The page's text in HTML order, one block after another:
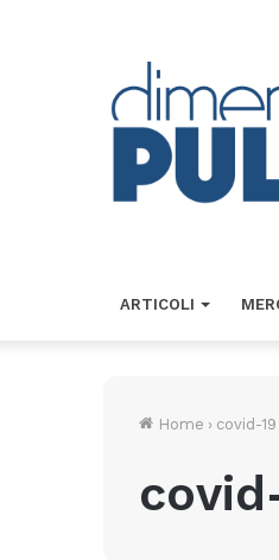
ARTICOLI
Home › covid-19